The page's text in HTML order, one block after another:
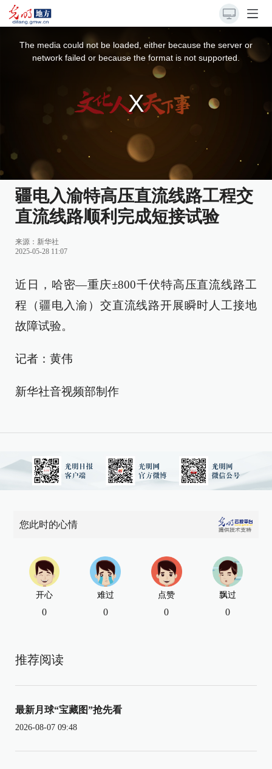
The media could not be loaded, either because the server or
network failed or because the format is not supported.
疆电入渝特高压直流线路工程交
直流线路顺利完成短接试验
来源： 新华社
2025-05-28 11:07
近日，哈密—重庆±800千伏特高压直流线路工
程（疆电入渝）交直流线路开展瞬时人工接地
故障试验。
记者：黄伟
新华社音视频部制作
您此时的心情
开心
0
难过
0
点赞
0
飘过
0
推荐阅读
最新月球“宝藏图”抢先看
2026-08-07 09:48